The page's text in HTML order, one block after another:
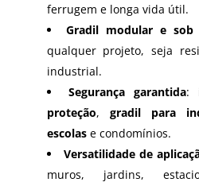
ferrugem e longa vida útil.
Gradil modular e sob
qualquer projeto, seja
industrial.
Segurança garantida:
proteção, gradil para
escolase condomínios.
Versatilidade de
muros, jardins,